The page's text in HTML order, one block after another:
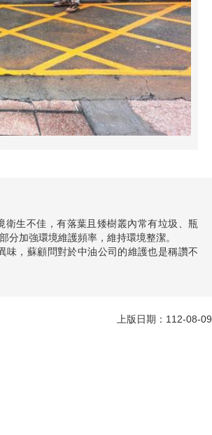
生不佳，有落葉且矮樹叢內常有垃圾、瓶
加強環境維護頻率，維持環境整潔。
味，蘇顧問對於中油公司的維護也是稱讚不
上版日期：112-08-09